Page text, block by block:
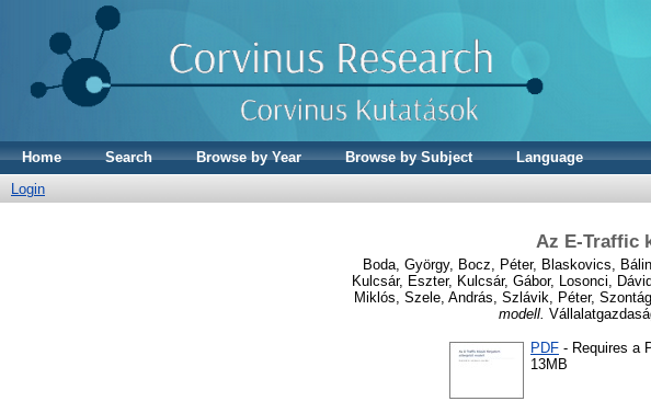
Home Search Browse by Year Browse by Subject
Language
Login
Az E-Traffic
Boda, György, Bocz, Péter, Blaskovics,
Kulcsár, Eszter, Kulcsár, Gábor, Losonci, Dávid
Miklós Szele, András Szlávik, Péter,
modell.
PDF - Requires a
13MB